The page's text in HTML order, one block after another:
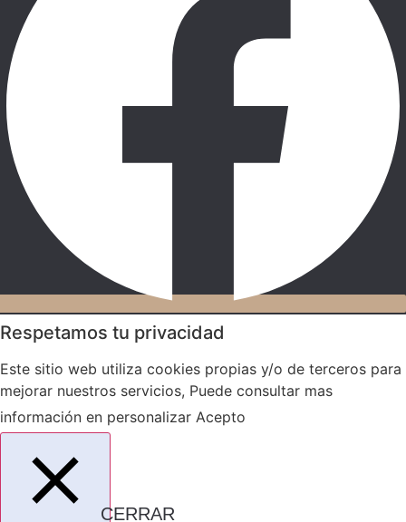
Respetamos tu privacidad
Este sitio web utiliza cookies propias y/o de terceros para
mejorar nuestros servicios, Puede consultar mas
información en personalizar Acepto
CERRAR